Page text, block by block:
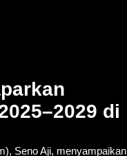
di
Seno Aji, menyampaikan